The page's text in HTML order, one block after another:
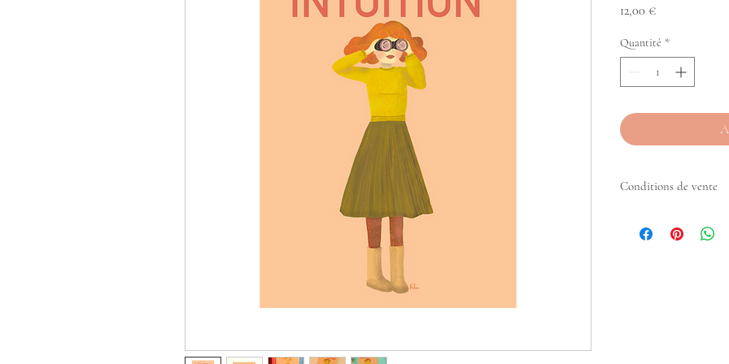
12,00 €Prix
Quantité *
Conditions de vente
Le prix unitaire est de